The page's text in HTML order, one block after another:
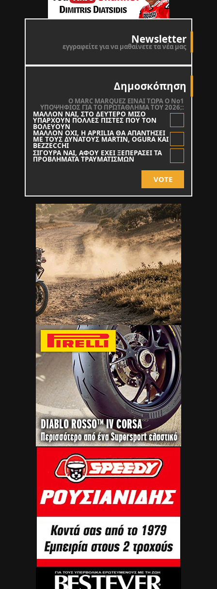
Newsletter
εγγραφείτε για να μαθαίνετε τα νέα μας
Δημοσκόπηση
O MARC MARQUEZ ΕΙΝΑΙ ΤΩΡΑ Ο Νο1
ΥΠΟΨΗΦΙΟΣ ΓΙΑ ΤΟ ΠΡΩΤΑΘΛΗΜΑ ΤΟΥ 2026;:
ΜΑΛΛΟΝ ΝΑΙ, ΣΤΟ ΔΕΥΤΕΡΟ ΜΙΣΟ
ΥΠΑΡΧΟΥΝ ΠΟΛΛΕΣ ΠΙΣΤΕΣ ΠΟΥ ΤΟΝ
ΒΟΛΕΥΟΥΝ
ΜΑΛΛΟΝ ΟΧΙ, Η APRILIA ΘΑ ΑΠΑΝΤΗΣΕΙ
ΜΕ ΤΟΥΣ ΔΥΝΑΤΟΥΣ MARTIN, OGURA KAI
BEZZECCHI
ΣΙΓΟΥΡΑ ΝΑΙ, ΑΦΟΥ ΕΧΕΙ ΞΕΠΕΡΑΣΕΙ ΤΑ
ΠΡΟΒΛΗΜΑΤΑ ΤΡΑΥΜΑΤΙΣΜΩΝ
VOTE